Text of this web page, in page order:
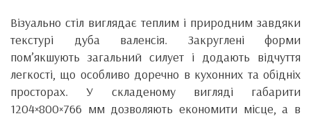
Візуально стіл виглядає теплим і природним завдяки
текстурі дуба валенсія. Закруглені форми
пом’якшують загальний силует і додають відчуття
легкості, що особливо доречно в кухонних та обідніх
просторах. У складеному вигляді габарити
1204×800×766 мм дозволяють економити місце, а в